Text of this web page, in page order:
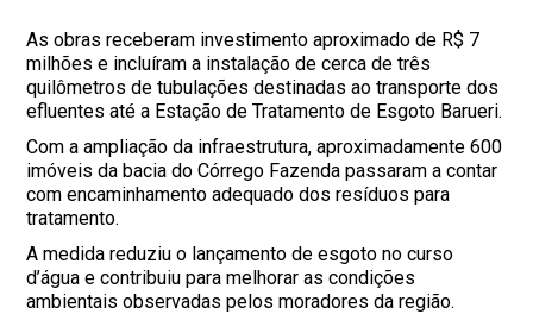
As obras receberam investimento aproximado de R$ 7
milhões e incluíram a instalação de cerca de três
quilômetros de tubulações destinadas ao transporte dos
efluentes até a Estação de Tratamento de Esgoto Barueri.
Com a ampliação da infraestrutura, aproximadamente 600
imóveis da bacia do Córrego Fazenda passaram a contar
com encaminhamento adequado dos resíduos para
tratamento.
A medida reduziu o lançamento de esgoto no curso
d’água e contribuiu para melhorar as condições
ambientais observadas pelos moradores da região.